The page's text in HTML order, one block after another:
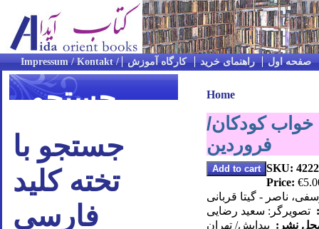
صفحه اول راهنمای خرید کارگاه آموزش
جستجو
جستجو با
تخته کلید
فارسی
Home
خواب کودکان/
فروردین
SKU:
Price:
ناصر - گیتا قربانی
تصویرگر: سعید رضایی
نشر: پیدایش/ تهران